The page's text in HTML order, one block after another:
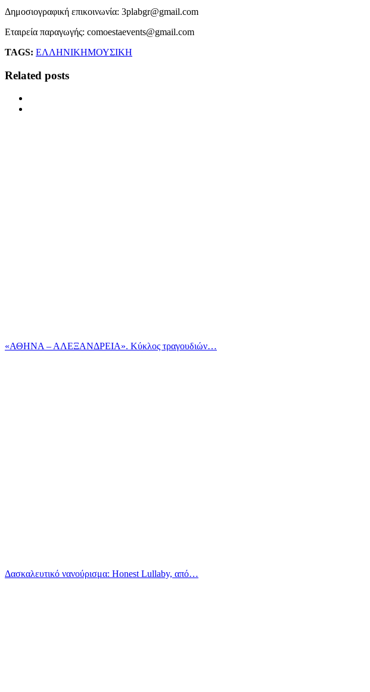
Δημοσιογραφική επικοινωνία: 3plabgr@gmail.com
Εταιρεία παραγωγής: comoestaevents@gmail.com
TAGS: ΕΛΛΗΝΙΚΗΜΟΥΣΙΚΗ
Related posts
«ΑΘΗΝΑ – ΑΛΕΞΑΝΔΡΕΙΑ». Κύκλος τραγουδιών…
Δασκαλευτικό νανούρισμα: Honest Lullaby, από…